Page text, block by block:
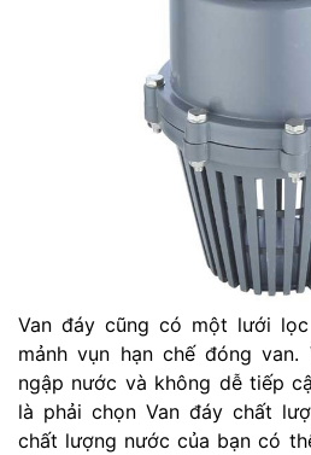
Van đáy cũng có một lưới
mảnh vụn hạn chế đóng
ngập nước và không dễ tiếp
là phải chọn Van đáy chất
chất lượng nước của bạn có